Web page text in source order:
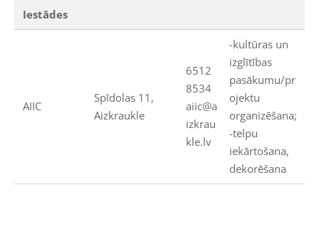
Iestādes
AIIC
Spīdolas 11,
Aizkraukle
6512
8534
aiic@a
izkrau
kle.lv
-kultūras un
izglītības
pasākumu/pr
ojektu
organizēšana;
-telpu
iekārtošana,
dekorēšana